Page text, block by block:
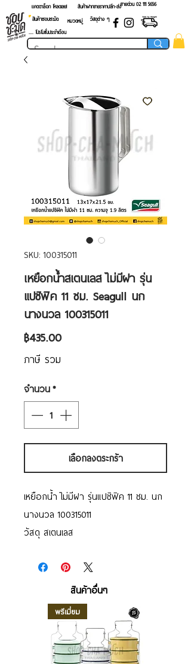
แคตตาล็อก โหลดเลย! สายด่วน 02 ​111 5656
สินค้าฝากขายราคาปลีก-ส่ง
สินค้าชอบชะมัด
หมวดหมู่
วัสดุต่าง ๆ
.... โปรโมชั่นประจำเดือน
SKU: 100315011
เหยือกน้ำสเตนเลส ไม่มีฝา รุ่น
แปซิฟิค 11 ซม. Seagull นก
นางนวล 100315011
฿435.00ราคา
ภาษี รวม
จำนวน*
เลือกลงตระกร้า
เหยือกน้ำ ไม่มีฝา รุ่นแปซิฟิค 11 ซม. นก
นางนวล 100315011
วัสดุ สเตนเลส
สินค้าอื่นๆ
พรีเมี่ยม